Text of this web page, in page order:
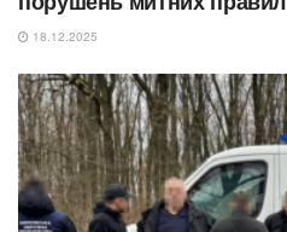
18.12.2025